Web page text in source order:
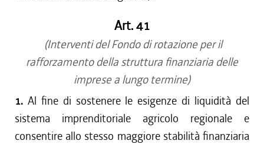
Art. 41
(Interventi del Fondo di rotazione per il
rafforzamento della struttura finanziaria delle
imprese a lungo termine)
1. Al fine di sostenere le esigenze di liquidità del
sistema imprenditoriale agricolo regionale e
consentire allo stesso maggiore stabilità finanziaria